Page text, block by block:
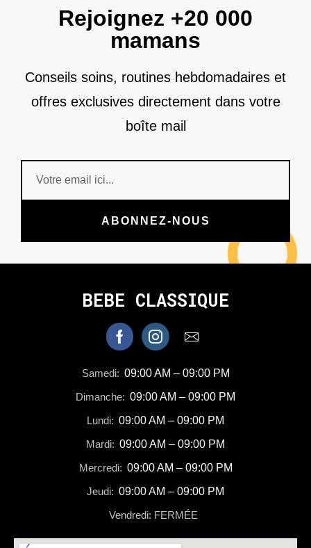
Rejoignez +20 000
mamans
Conseils soins, routines hebdomadaires et
offres exclusives directement dans votre
boîte mail
ABONNEZ-NOUS
BEBE CLASSIQUE
Samedi: 09:00 AM – 09:00 PM
Dimanche: 09:00 AM – 09:00 PM
Lundi: 09:00 AM – 09:00 PM
Mardi: 09:00 AM – 09:00 PM
Mercredi: 09:00 AM – 09:00 PM
Jeudi: 09:00 AM – 09:00 PM
Vendredi: FERMÉE